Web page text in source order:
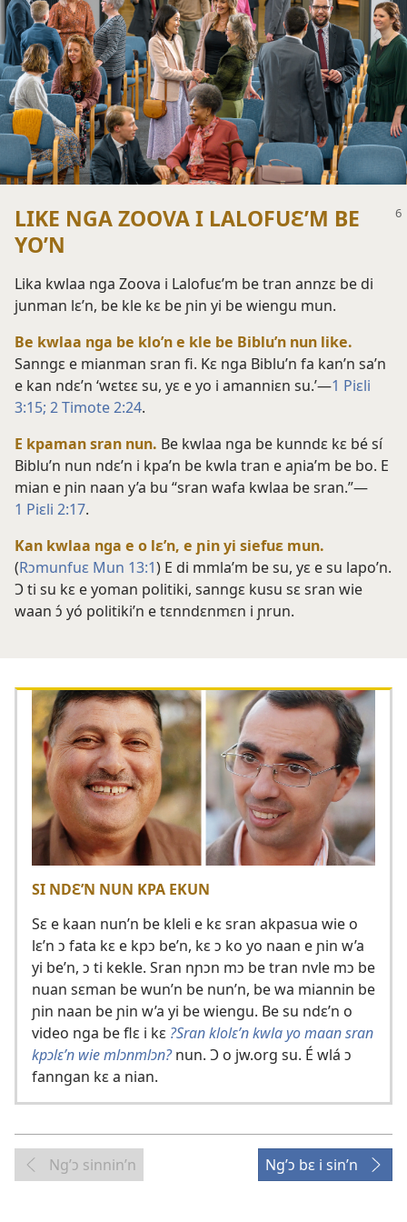
LIKE NGA ZOOVA I LALOFUƐ’M BE
YO’N
Lika kwlaa nga Zoova i Lalofuɛ’m be tran annzɛ be di
junman lɛ’n, be kle kɛ be ɲin yi be wiengu mun.
Be kwlaa nga be klo’n e kle be Biblu’n nun like.
Sanngɛ e mianman sran fi. Kɛ nga Biblu’n fa kan’n sa’n
e kan ndɛ’n ‘wɛtɛɛ su, yɛ e yo i amanniɛn su.’—1 Piɛli
3:15; 2 Timote 2:24.
E kpaman sran nun. Be kwlaa nga be kunndɛ kɛ bé sí
Biblu’n nun ndɛ’n i kpa’n be kwla tran e aɲia’m be bo. E
mian e ɲin naan y’a bu “sran wafa kwlaa be sran.”—
1 Piɛli 2:17.
Kan kwlaa nga e o lɛ’n, e ɲin yi siefuɛ mun.
(Rɔmunfuɛ Mun 13:1) E di mmla’m be su, yɛ e su lapo’n.
Ɔ ti su kɛ e yoman politiki, sanngɛ kusu sɛ sran wie
waan ɔ́ yó politiki’n e tɛnndɛnmɛn i ɲrun.
SI NDƐ’N NUN KPA EKUN
Sɛ e kaan nun’n be kleli e kɛ sran akpasua wie o
lɛ’n ɔ fata kɛ e kpɔ be’n, kɛ ɔ ko yo naan e ɲin w’a
yi be’n, ɔ ti kekle. Sran nɲɔn mɔ be tran nvle mɔ be
nuan sɛman be wun’n be nun’n, be wa miannin be
ɲin naan be ɲin w’a yi be wiengu. Be su ndɛ’n o
video nga be flɛ i kɛ ?Sran klolɛ’n kwla yo maan sran
kpɔlɛ’n wie mlɔnmlɔn?nun. Ɔ o jw.org su. É wlá ɔ
fanngan kɛ a nian.
Ng’ɔ sinnin’n Ng’ɔ bɛ i sin’n